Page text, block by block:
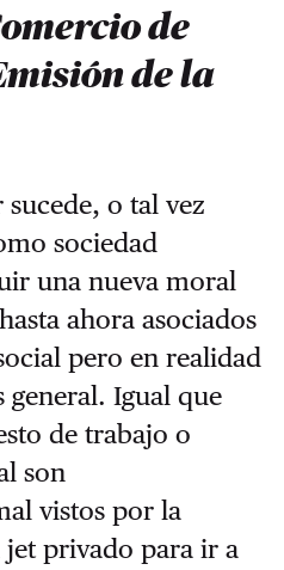
de
de la
o tal vez
sociedad
una nueva moral
ahora asociados
pero en realidad
Igual que
de trabajo o
son
vistos por la
privado para ir a